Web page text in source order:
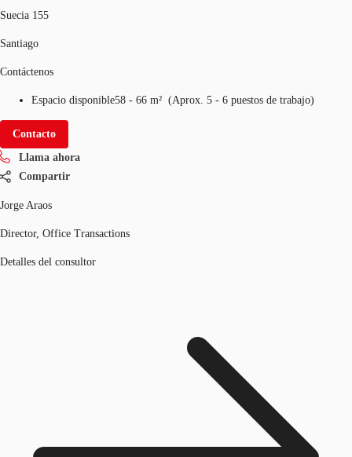
Suecia 155
Santiago
Contáctenos
Espacio disponible58 - 66 m² (Aprox. 5 - 6 puestos de trabajo)
Contacto
Llama ahora
Compartir
Jorge Araos
Director, Office Transactions
Detalles del consultor